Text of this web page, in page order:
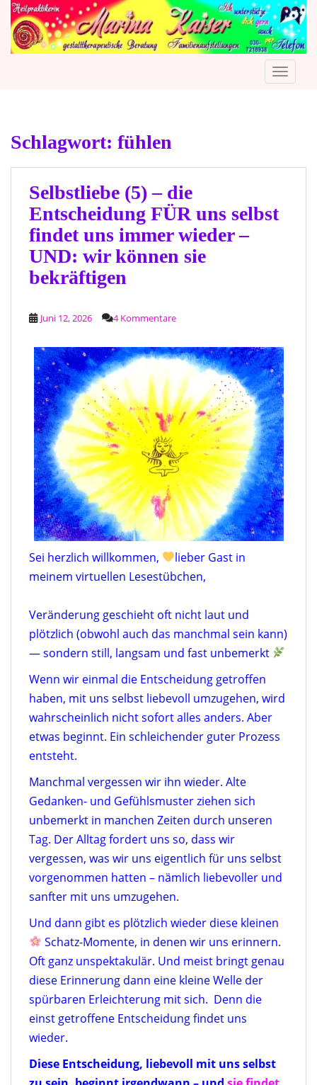
Schlagwort: fühlen
Selbstliebe (5) – die
Entscheidung FÜR uns selbst
findet uns immer wieder –
UND: wir können sie
bekräftigen
Juni 12, 2026 4 Kommentare
Sei herzlich willkommen,
lieber Gast in
meinem virtuellen Lesestübchen,
Veränderung geschieht oft nicht laut und
plötzlich (obwohl auch das manchmal sein kann)
— sondern still, langsam und fast unbemerkt
Wenn wir einmal die Entscheidung getroffen
haben, mit uns selbst liebevoll umzugehen, wird
wahrscheinlich nicht sofort alles anders. Aber
etwas beginnt. Ein schleichender guter Prozess
entsteht.
Manchmal vergessen wir ihn wieder. Alte
Gedanken- und Gefühlsmuster ziehen sich
unbemerkt in manchen Zeiten durch unseren
Tag. Der Alltag fordert uns so, dass wir
vergessen, was wir uns eigentlich für uns selbst
vorgenommen hatten – nämlich liebevoller und
sanfter mit uns umzugehen.
Und dann gibt es plötzlich wieder diese kleinen
Schatz-Momente, in denen wir uns erinnern.
Oft ganz unspektakulär. Und meist bringt genau
diese Erinnerung dann eine kleine Welle der
spürbaren Erleichterung mit sich. Denn die
einst getroffene Entscheidung findet uns
wieder.
Diese Entscheidung, liebevoll mit uns selbst